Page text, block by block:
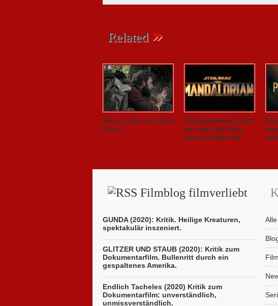
Related »
Teaser-Trailer zu A Quiet
Place 2
The Mandalorian: Trailer
zur neuen Star Wars
Serie ist endlich da!
mit
Filmblog filmverliebt
GUNDA (2020): Kritik. Heilige Kreaturen,
spektakulär inszeniert.
GLITZER UND STAUB (2020): Kritik zum
Dokumentarfilm. Bullenritt durch ein
gespaltenes Amerika.
Endlich Tacheles (2020) Kritik zum
Dokumentarfilm: unverständlich,
unmissverständlich.